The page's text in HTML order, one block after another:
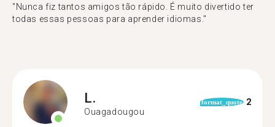
"Nunca fiz tantos amigos tão rápido. É muito divertido ter
todas essas pessoas para aprender idiomas."
L.
Ouagadougou
format_quote 2